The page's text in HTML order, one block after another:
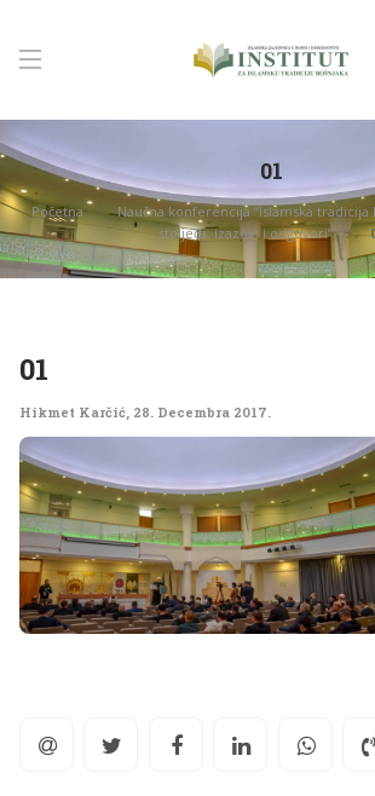
01
Početna
Naučna konferencija “Islamska tradicija
stoljeća: izazovi i odgovori”
01
Hikmet Karčić, 28. Decembra 2017.